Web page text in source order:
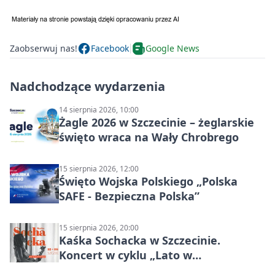
Zaobserwuj nas! Facebook Google News
Nadchodzące wydarzenia
14 sierpnia 2026, 10:00
Żagle 2026 w Szczecinie – żeglarskie
święto wraca na Wały Chrobrego
15 sierpnia 2026, 12:00
Święto Wojska Polskiego „Polska
SAFE - Bezpieczna Polska”
15 sierpnia 2026, 20:00
Kaśka Sochacka w Szczecinie.
Koncert w cyklu „Lato w